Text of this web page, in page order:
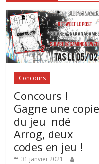
Concours
Concours !
Gagne une copie
du jeu indé
Arrog, deux
codes en jeu !
31 janvier 2021